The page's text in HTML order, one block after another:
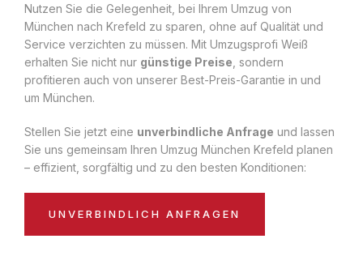
Nutzen Sie die Gelegenheit, bei Ihrem Umzug von
München nach Krefeld zu sparen, ohne auf Qualität und
Service verzichten zu müssen. Mit Umzugsprofi Weiß
erhalten Sie nicht nur günstige Preise , sondern
profitieren auch von unserer Best-Preis-Garantie in und
um München.
Stellen Sie jetzt eine unverbindliche Anfrage und lassen
Sie uns gemeinsam Ihren Umzug München Krefeld planen
– effizient, sorgfältig und zu den besten Konditionen:
UNVERBINDLICH ANFRAGEN